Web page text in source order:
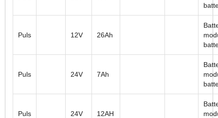
Puls 12V 26Ah
Puls 24V 7Ah
Puls 24V 12AH